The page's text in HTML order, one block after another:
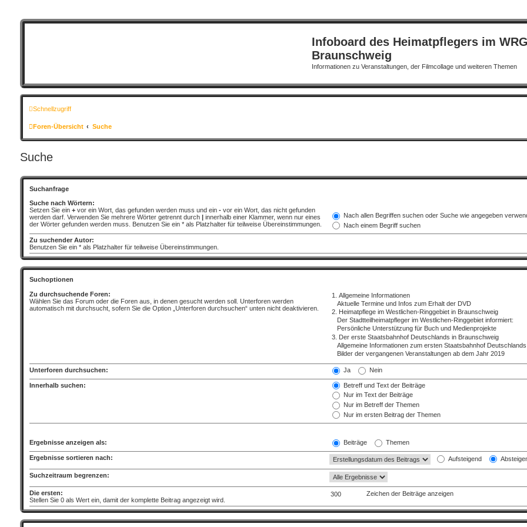
Infoboard des Heimatpflegers im
Braunschweig
Informationen zu Veranstaltungen, der Filmcollage und weiteren Themen
Schnellzugriff
Foren-Übersicht Suche
Suche
Suchanfrage
Suche nach Wörtern:
Setzen Sie ein +vor ein Wort, das gefunden werden muss und ein -vor ein Wort, das nicht gefunden
werden darf. Verwenden Sie mehrere Wörter getrennt durch |innerhalb einer Klammer, wenn nur eines
der Wörter gefunden werden muss. Benutzen Sie ein * als Platzhalter für teilweise Übereinstimmungen.
Nach allen Begriffen suchen oder Suche wie angegeben
Nach einem Begriff suchen
Zu suchender Autor:
Benutzen Sie ein * als Platzhalter für teilweise Übereinstimmungen.
Suchoptionen
Zu durchsuchende Foren:
Wählen Sie das Forum oder die Foren aus, in denen gesucht werden soll. Unterforen werden
automatisch mit durchsucht, sofern Sie die Option „Unterforen durchsuchen“ unten nicht deaktivieren.
Unterforen durchsuchen: Ja Nein
Innerhalb suchen:
Betreff und Text der Beiträge
Nur im Text der Beiträge
Nur im Betreff der Themen
Nur im ersten Beitrag der Themen
Ergebnisse anzeigen als: Beiträge Themen
Ergebnisse sortieren nach: Aufsteigend
Suchzeitraum begrenzen:
Die ersten:
Stellen Sie 0 als Wert ein, damit der komplette Beitrag angezeigt wird.
Zeichen der Beiträge anzeigen